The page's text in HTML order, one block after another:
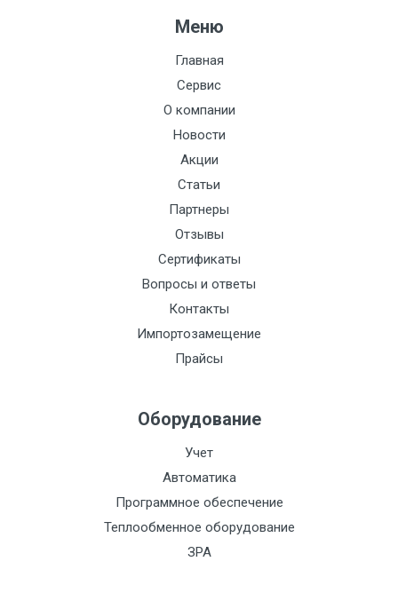
Меню
Главная
Сервис
О компании
Новости
Акции
Статьи
Партнеры
Отзывы
Сертификаты
Вопросы и ответы
Контакты
Импортозамещение
Прайсы
Оборудование
Учет
Автоматика
Программное обеспечение
Теплообменное оборудование
ЗРА